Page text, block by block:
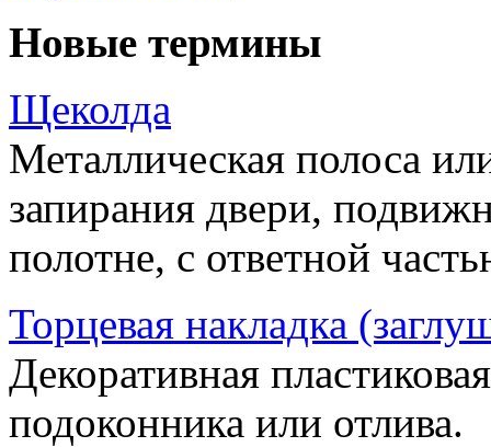
Новые термины
Щеколда
Металлическая полоса
запирания двери,
полотне, с ответной
Торцевая накладка
Декоративная
подоконника или отлива.